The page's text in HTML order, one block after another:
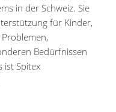
in der Schweiz. Sie
für Kinder,
Bedürfnissen
ist Spitex